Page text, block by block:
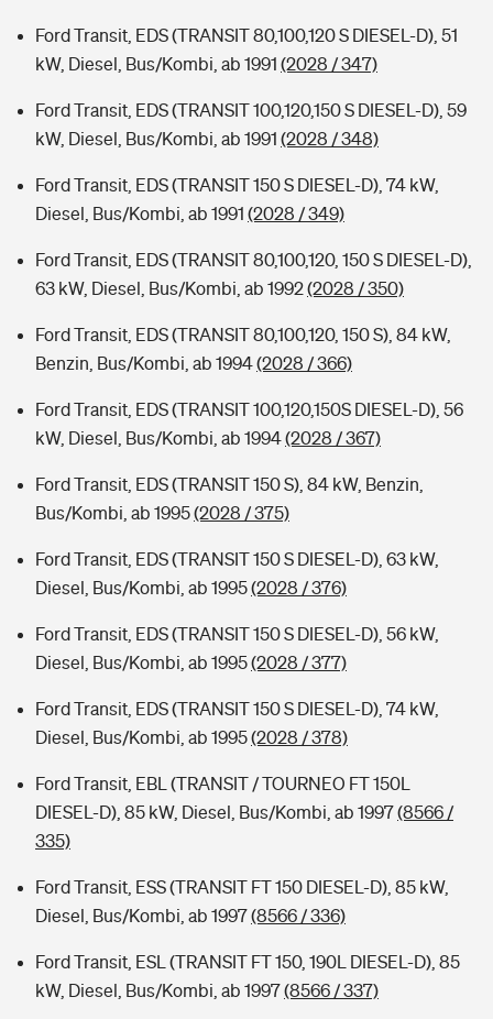
Ford Transit, EDS (TRANSIT 80,100,120 S DIESEL-D), 51
kW, Diesel, Bus/Kombi, ab 1991 (2028 / 347)
Ford Transit, EDS (TRANSIT 100,120,150 S DIESEL-D), 59
kW, Diesel, Bus/Kombi, ab 1991 (2028 / 348)
Ford Transit, EDS (TRANSIT 150 S DIESEL-D), 74 kW,
Diesel, Bus/Kombi, ab 1991 (2028 / 349)
Ford Transit, EDS (TRANSIT 80,100,120, 150 S DIESEL-D),
63 kW, Diesel, Bus/Kombi, ab 1992(2028 / 350)
Ford Transit, EDS (TRANSIT 80,100,120, 150 S), 84 kW,
Benzin, Bus/Kombi, ab 1994(2028 / 366)
Ford Transit, EDS (TRANSIT 100,120,150S DIESEL-D), 56
kW, Diesel, Bus/Kombi, ab 1994(2028 / 367)
Ford Transit, EDS (TRANSIT 150 S), 84 kW, Benzin,
Bus/Kombi, ab 1995(2028 / 375)
Ford Transit, EDS (TRANSIT 150 S DIESEL-D), 63 kW,
Diesel, Bus/Kombi, ab 1995(2028 / 376)
Ford Transit, EDS (TRANSIT 150 S DIESEL-D), 56 kW,
Diesel, Bus/Kombi, ab 1995(2028 / 377)
Ford Transit, EDS (TRANSIT 150 S DIESEL-D), 74 kW,
Diesel, Bus/Kombi, ab 1995(2028 / 378)
Ford Transit, EBL (TRANSIT / TOURNEO FT 150L
DIESEL-D), 85 kW, Diesel, Bus/Kombi, ab 1997(8566 /
335)
Ford Transit, ESS (TRANSIT FT 150 DIESEL-D), 85 kW,
Diesel, Bus/Kombi, ab 1997(8566 / 336)
Ford Transit, ESL (TRANSIT FT 150, 190L DIESEL-D), 85
kW, Diesel, Bus/Kombi, ab 1997(8566 / 337)